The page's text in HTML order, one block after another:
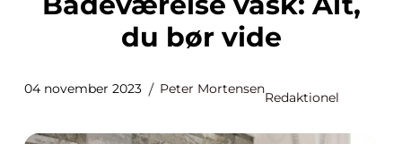
du bør vide
04 november 2023 Peter Mortensen
Redaktionel